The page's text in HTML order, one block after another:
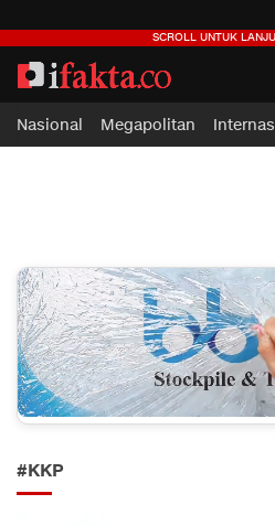
ifakta.co
#pastibenar
Nasional Megapolitan
#KKP